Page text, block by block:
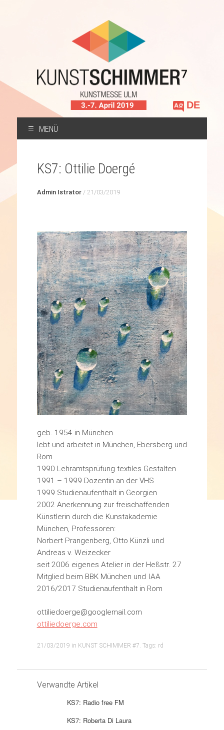
Sprache
auswählen
MENÜ
SPRINGEN
KS7: Ottilie Doergé
Admin Istrator/ 21/03/2019
geb. 1954 in München
lebt und arbeitet in München, Ebersberg und
Rom
1990 Lehramtsprüfung textiles Gestalten
1991 – 1999 Dozentin an der VHS
1999 Studienaufenthalt in Georgien
2002 Anerkennung zur freischaffenden
Künstlerin durch die Kunstakademie
München, Professoren:
Norbert Prangenberg, Otto Künzli und
Andreas v. Weizecker
seit 2006 eigenes Atelier in der Heßstr. 27
Mitglied beim BBK München und IAA
2016/2017 Studienaufenthalt in Rom
ottiliedoerge@googlemail.com
ottiliedoerge.com
21/03/2019 in KUNST SCHIMMER #7 . Tags: rd
Verwandte Artikel
KS7: Radio free FM
KS7: Roberta Di Laura